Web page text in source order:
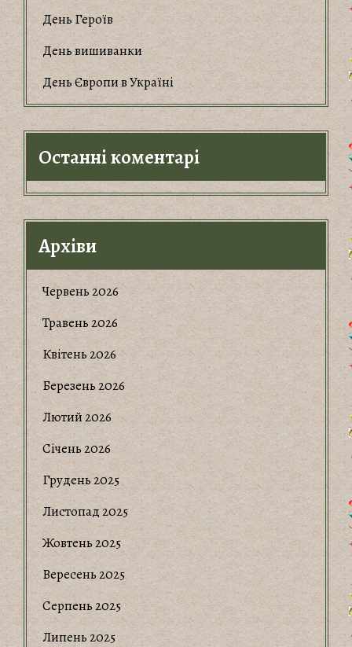
День Героїв
День вишиванки
День Європи в Україні
Останні коментарі
Архіви
Червень 2026
Травень 2026
Квітень 2026
Березень 2026
Лютий 2026
Січень 2026
Грудень 2025
Листопад 2025
Жовтень 2025
Вересень 2025
Серпень 2025
Липень 2025